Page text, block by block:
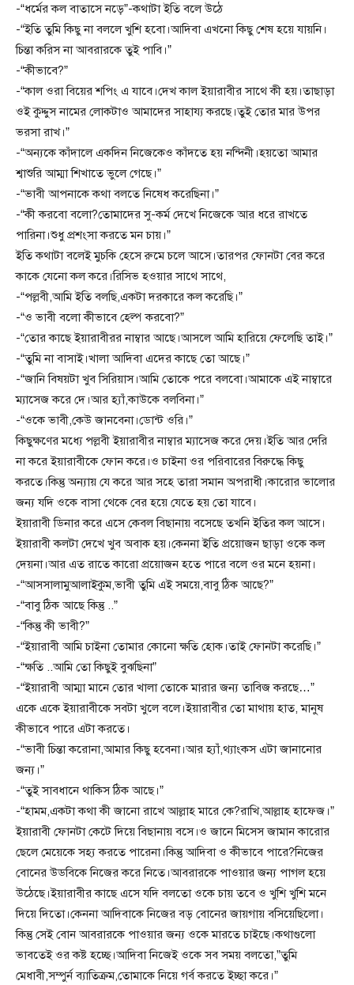
-“ধর্মের কল বাতাসে নড়ে”-কথাটা ইতি বলে উঠে
-“ইতি তুমি কিছু না বললে খুশি হবো।আদিবা এখনো কিছু শেষ হয়ে যায়নি।
চিন্তা করিস না আবরারকে তুই পাবি।”
-“কীভাবে?”
-“কাল ওরা বিয়ের শপিং এ যাবে।দেখ কাল ইয়ারাবীর সাথে কী হয়।তাছাড়া
ওই কুদ্দুস নামের লোকটাও আমাদের সাহায্য করছে।তুই তোর মার উপর
ভরসা রাখ।”
-“অন্যকে কাঁদালে একদিন নিজেকেও কাঁদতে হয় নন্দিনী।হয়তো আমার
শ্বাশুরি আম্মা শিখাতে ভুলে গেছে।”
-“ভাবী আপনাকে কথা বলতে নিষেধ করেছিনা।”
-“কী করবো বলো?তোমাদের সু-কর্ম দেখে নিজেকে আর ধরে রাখতে
পারিনা।শুধু প্রশংসা করতে মন চায়।”
ইতি কথাটা বলেই মুচকি হেসে রুমে চলে আসে।তারপর ফোনটা বের করে
কাকে যেনো কল করে।রিসিভ হওয়ার সাথে সাথে,
-“পল্লবী,আমি ইতি বলছি,একটা দরকারে কল করেছি।”
-“ও ভাবী বলো কীভাবে হেল্প করবো?”
-“তোর কাছে ইয়ারাবীরর নাম্বার আছে।আসলে আমি হারিয়ে ফেলেছি তাই।”
-“তুমি না বাসাই।খালা আদিবা এদের কাছে তো আছে।”
-“জানি বিষয়টা খুব সিরিয়াস।আমি তোকে পরে বলবো।আমাকে এই নাম্বারে
ম্যাসেজ করে দে।আর হ্যাঁ,কাউকে বলবিনা।”
-“ওকে ভাবী,কেউ জানবেনা।ডোন্ট ওরি।”
কিছুক্ষণের মধ্যে পল্লবী ইয়ারাবীর নাম্বার ম্যাসেজ করে দেয়।ইতি আর দেরি
না করে ইয়ারাবীকে ফোন করে।ও চাইনা ওর পরিবারের বিরুদ্ধে কিছু
করতে।কিন্তু অন্যায় যে করে আর সহে তারা সমান অপরাধী।কারোর ভালোর
জন্য যদি ওকে বাসা থেকে বের হয়ে যেতে হয় তো যাবে।
ইয়ারাবী ডিনার করে এসে কেবল বিছানায় বসেছে তখনি ইতির কল আসে।
ইয়ারাবী কলটা দেখে খুব অবাক হয়।কেননা ইতি প্রয়োজন ছাড়া ওকে কল
দেয়না।আর এত রাতে কারো প্রয়োজন হতে পারে বলে ওর মনে হয়না।
-“আসসালামুআলাইকুম,ভাবী তুমি এই সময়ে,বাবু ঠিক আছে?”
-“বাবু ঠিক আছে কিন্তু ..”
-“কিন্তু কী ভাবী?”
-“ইয়ারাবী আমি চাইনা তোমার কোনো ক্ষতি হোক।তাই ফোনটা করেছি।”
-“ক্ষতি ..আমি তো কিছুই বুঝছিনা”
-“ইয়ারাবী আম্মা মানে তোর খালা তোকে মারার জন্য তাবিজ করছে…”
একে একে ইয়ারাবীকে সবটা খুলে বলে।ইয়ারাবীর তো মাথায় হাত, মানুষ
কীভাবে পারে এটা করতে।
-“ভাবী চিন্তা করোনা,আমার কিছু হবেনা।আর হ্যাঁ,থ্যাংকস এটা জানানোর
জন্য।”
-“তুই সাবধানে থাকিস ঠিক আছে।”
-“হামম,একটা কথা কী জানো রাখে আল্লাহ মারে কে?রাখি,আল্লাহ হাফেজ।”
ইয়ারাবী ফোনটা কেটে দিয়ে বিছানায় বসে।ও জানে মিসেস জামান কারোর
ছেলে মেয়েকে সহ্য করতে পারেনা।কিন্তু আদিবা ও কীভাবে পারে?নিজের
বোনের উডবিকে নিজের করে নিতে।আবরারকে পাওয়ার জন্য পাগল হয়ে
উঠেছে।ইয়ারাবীর কাছে এসে যদি বলতো ওকে চায় তবে ও খুশি খুশি মনে
দিয়ে দিতো।কেননা আদিবাকে নিজের বড় বোনের জায়গায় বসিয়েছিলো।
কিন্তু সেই বোন আবরারকে পাওয়ার জন্য ওকে মারতে চাইছে।কথাগুলো
ভাবতেই ওর কষ্ট হচ্ছে।আদিবা নিজেই ওকে সব সময় বলতো,”তুমি
মেধাবী,সম্পুর্ন ব্যাতিক্রম,তোমাকে নিয়ে গর্ব করতে ইচ্ছা করে।”